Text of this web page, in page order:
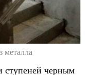
металла
ступеней черным